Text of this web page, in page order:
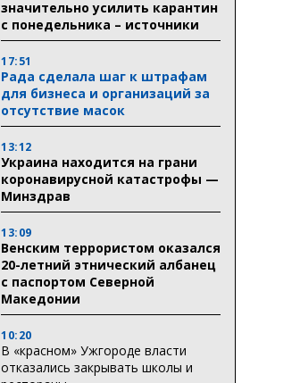
значительно усилить карантин
с понедельника – источники
17:51
Рада сделала шаг к штрафам
для бизнеса и организаций за
отсутствие масок
13:12
Украина находится на грани
коронавирусной катастрофы —
Минздрав
13:09
Венским террористом оказался
20-летний этнический албанец
с паспортом Северной
Македонии
10:20
В «красном» Ужгороде власти
отказались закрывать школы и